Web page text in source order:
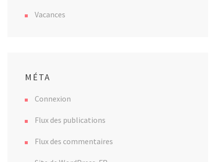
Vacances
MÉTA
Connexion
Flux des publications
Flux des commentaires